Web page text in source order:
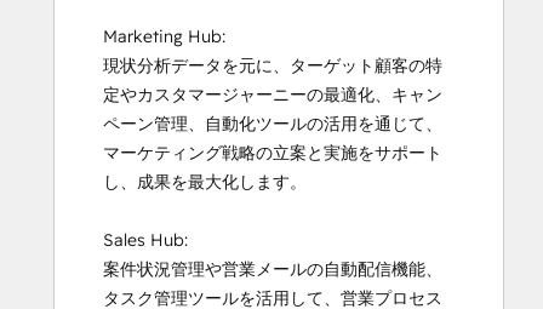
Marketing Hub:
現状分析データを元に、ターゲット顧客の特
定やカスタマージャーニーの最適化、キャン
ペーン管理、自動化ツールの活用を通じて、
マーケティング戦略の立案と実施をサポート
し、成果を最大化します。
Sales Hub:
案件状況管理や営業メールの自動配信機能、
タスク管理ツールを活用して、営業プロセス